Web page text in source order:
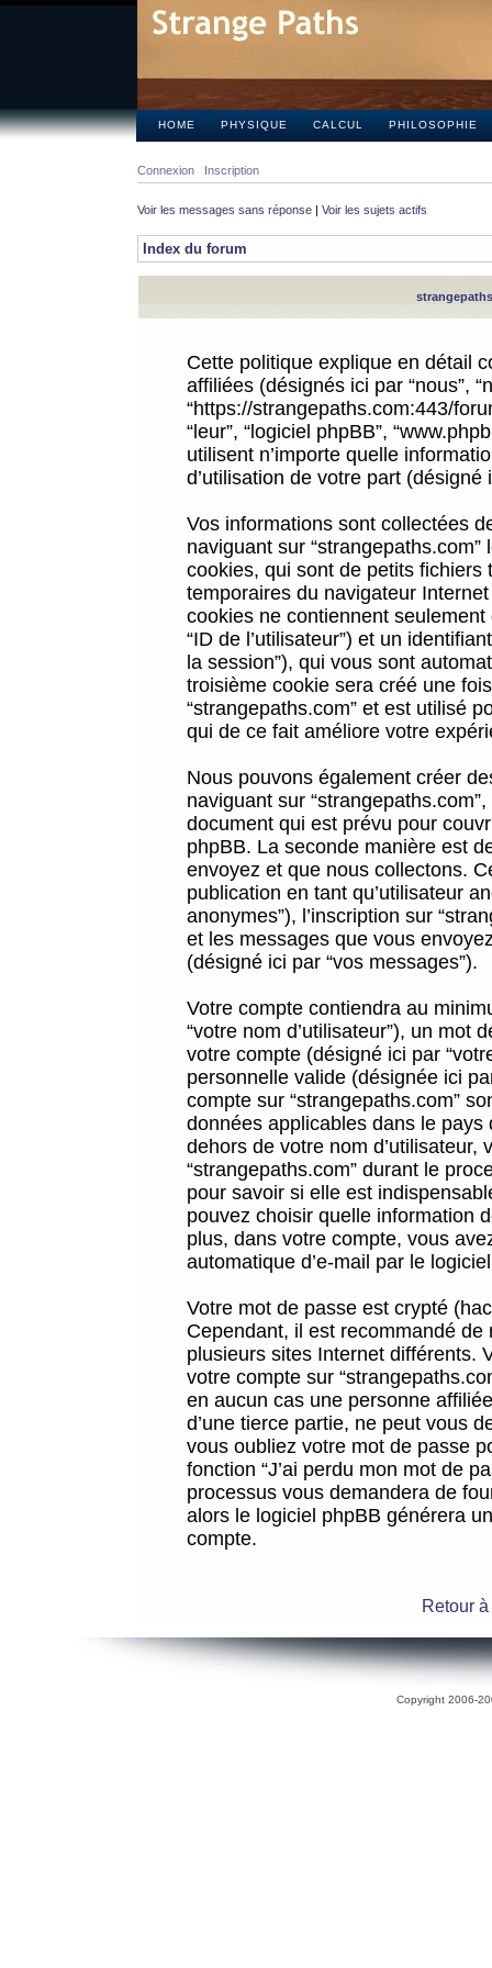
HOME PHYSIQUE CALCUL PHILOSOPHIE
Connexion Inscription
Voir les messages sans réponse | Voir les sujets actifs
Index du forum
Cette politique explique en détail
affiliées (désignés ici par “nous”,
“https://strangepaths.com:443/
“leur”, “logiciel phpBB”,
utilisent n’importe quelle
d’utilisation de votre part (désigné
Vos informations sont collectées
naviguant sur
cookies, qui sont de petits
temporaires du navigateur
cookies ne contiennent
“ID de l’utilisateur”) et un
la session”), qui vous sont
troisième cookie sera créé une
“strangepaths.com” et est utilisé
qui de ce fait améliore votre
Nous pouvons également créer
naviguant sur
document qui est prévu pour
phpBB. La seconde manière est
envoyez et que nous collectons.
publication en tant qu’utilisateur
anonymes”), l’inscription sur
et les messages que vous
(désigné ici par “vos messages”).
Votre compte contiendra au
“votre nom d’utilisateur”), un mot
votre compte (désigné ici par
personnelle valide (désignée ici
compte sur “strangepaths.com”
données applicables dans le
dehors de votre nom
“strangepaths.com” durant le
pour savoir si elle est
pouvez choisir quelle information
plus, dans votre compte, vous
automatique d’e-mail par le
Votre mot de passe est crypté
Cependant, il est recommandé
plusieurs sites Internet différents.
votre compte sur
en aucun cas une personne
d’une tierce partie, ne peut vous
vous oubliez votre mot de passe
fonction “J’ai perdu mon mot de
processus vous demandera de
alors le logiciel phpBB générera
compte.
Retour
Copyright 2006-